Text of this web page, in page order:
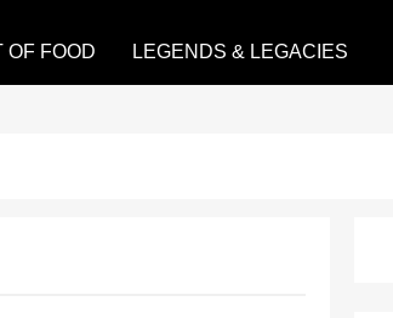
OF FOOD LEGENDS & LEGACIES